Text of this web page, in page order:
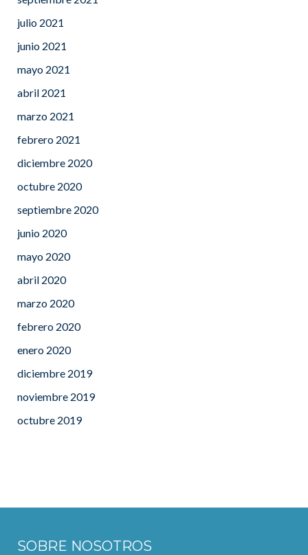
julio 2021
junio 2021
mayo 2021
abril 2021
marzo 2021
febrero 2021
diciembre 2020
octubre 2020
septiembre 2020
junio 2020
mayo 2020
abril 2020
marzo 2020
febrero 2020
enero 2020
diciembre 2019
noviembre 2019
octubre 2019
SOBRE NOSOTROS